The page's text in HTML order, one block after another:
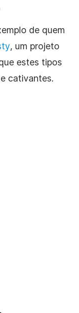
de quem
, um projeto
estes tipos
cativantes.